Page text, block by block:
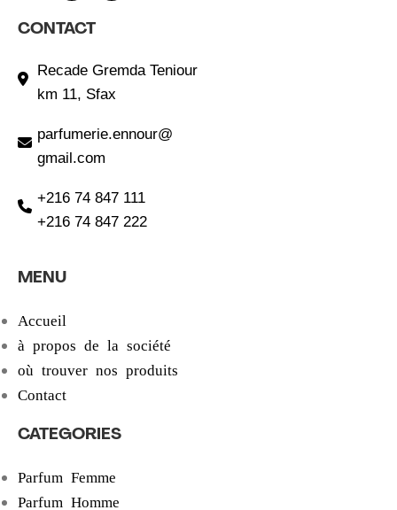
CONTACT
Recade Gremda Teniour
km 11, Sfax
parfumerie.ennour@
gmail.com
+216 74 847 111
+216 74 847 222
MENU
Accueil
à propos de la société
où trouver nos produits
Contact
CATEGORIES
Parfum Femme
Parfum Homme